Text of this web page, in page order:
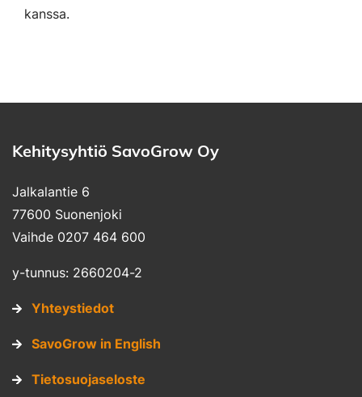
kanssa.
Kehitysyhtiö SavoGrow Oy
Jalkalantie 6
77600 Suonenjoki
Vaihde 0207 464 600
y-tunnus: 2660204-2
Yhteystiedot
SavoGrow in English
Tietosuojaseloste